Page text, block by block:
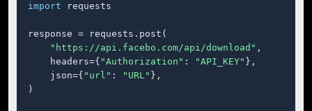
import requests
response = requests.post(
"https://api.facebo.com/api/download" ,
    headers={
"Authorization" : "API_KEY" },
    json={
"url" : "URL" },
)